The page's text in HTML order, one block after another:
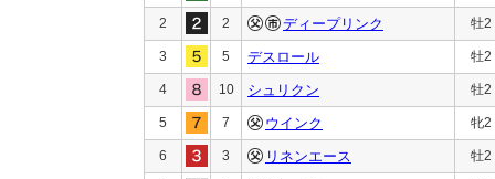
2 2 ディープリンク 牡2
3 5 デスロール 牡2
4 10 シュリクン 牡2
5 7 ウインク 牝2
6 3 リネンエース 牡2